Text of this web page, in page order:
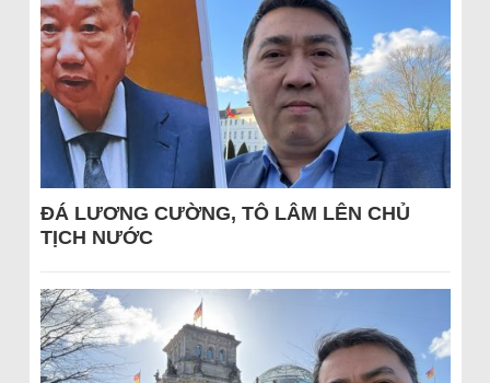
ĐÁ LƯƠNG CƯỜNG, TÔ LÂM LÊN CHỦ
TỊCH NƯỚC